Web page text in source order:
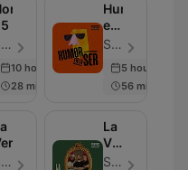
SER Podcast - Episodio 638
10 hours ago
28 min
Humor
en
la
Cadena
SER
SER Podcast - Episodio 287
5 hours ago
56 min
SER Podcast - Episodio 683
La
Vida
Moderna
SER Podcast - Episodio 599